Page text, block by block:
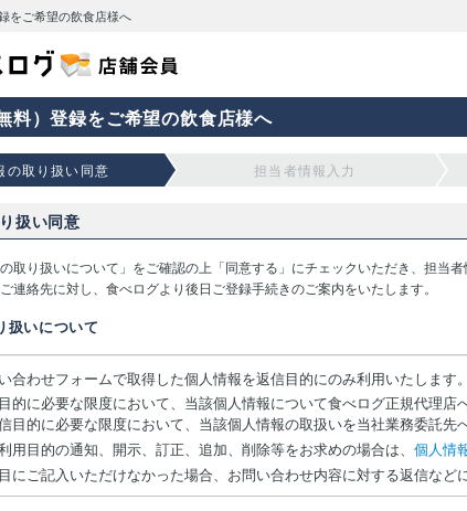
をご希望の飲食店様へ
料）登録をご希望の飲食店様へ
の取り扱い同意 担当者情報入力
扱い同意
取り扱いについて」をご確認の上「同意する」にチェックいただき、担当者
連絡先に対し、食べログより後日ご登録手続きのご案内をいたします。
扱いについて
合わせフォームで取得した個人情報を返信目的にのみ利用いたします。
的に必要な限度において、当該個人情報について食べログ正規代理店
目的に必要な限度において、当該個人情報の取扱いを当社業務委託先
用目的の通知、開示、訂正、追加、削除等をお求めの場合は、 個人情
にご記入いただけなかった場合、お問い合わせ内容に対する返信な